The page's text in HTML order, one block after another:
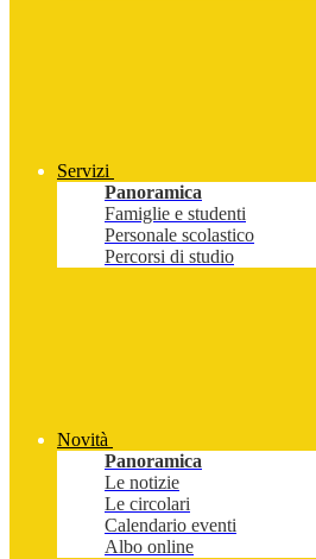
Servizi
Panoramica
Famiglie e studenti
Personale scolastico
Percorsi di studio
Novità
Panoramica
Le notizie
Le circolari
Calendario eventi
Albo online